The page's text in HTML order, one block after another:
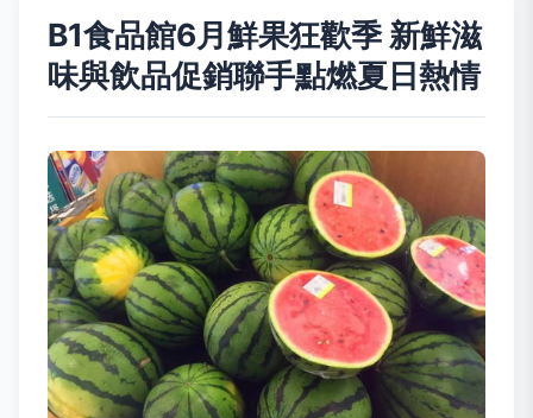
B1食品館6月鮮果狂歡季 新鮮滋
味與飲品促銷聯手點燃夏日熱情